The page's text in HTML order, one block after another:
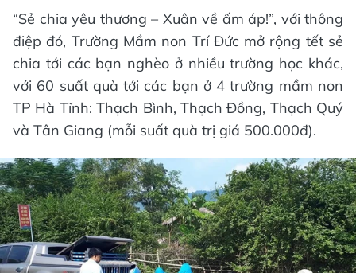
“Sẻ chia yêu thương – Xuân về ấm áp!”, với thông
điệp đó, Trường Mầm non Trí Đức mở rộng tết sẻ
chia tới các bạn nghèo ở nhiều trường học khác,
với 60 suất quà tới các bạn ở 4 trường mầm non
TP Hà Tĩnh: Thạch Bình, Thạch Đồng, Thạch Quý
và Tân Giang (mỗi suất quà trị giá 500.000đ).